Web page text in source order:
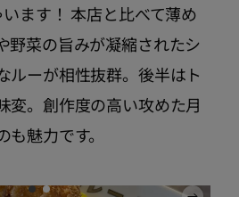
ます！ 本店と比べて薄め
野菜の旨みが凝縮されたシ
ルーが相性抜群。後半はト
変。創作度の高い攻めた月
魅力です。